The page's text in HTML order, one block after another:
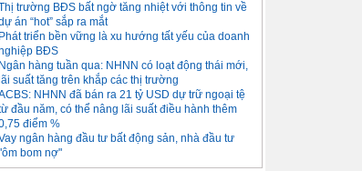
trường BĐS bất ngờ tăng nhiệt với thông tin về
án “hot” sắp ra mắt
Phát triển bền vững là xu hướng tất yếu của doanh
BĐS
Ngân hàng tuần qua: NHNN có loạt động thái mới,
lãi suất tăng trên khắp các thị trường
NHNN đã bán ra 21 tỷ USD dự trữ ngoại tệ
đầu năm, có thể nâng lãi suất điều hành thêm
điểm %
ngân hàng đầu tư bất động sản, nhà đầu tư
bom nợ"